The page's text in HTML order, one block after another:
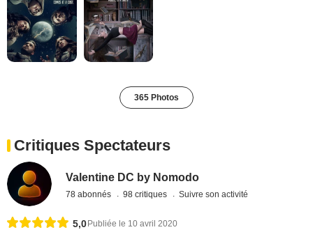
365 Photos
Critiques Spectateurs
Valentine DC by Nomodo
78 abonnés 98 critiques Suivre son activité
5,0 Publiée le 10 avril 2020